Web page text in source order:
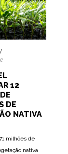
12
DE
NATIVA
milhões de
nativa